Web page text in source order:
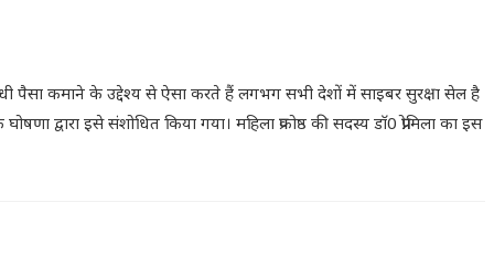
पैसा कमाने के उद्देश्य से ऐसा करते हैं लगभग सभी देशों में साइबर सुरक्षा सेल है
इसे संशोधित किया गया। महिला प्रकोष्ठ की सदस्य डाॅ0 प्रोमिला का इस